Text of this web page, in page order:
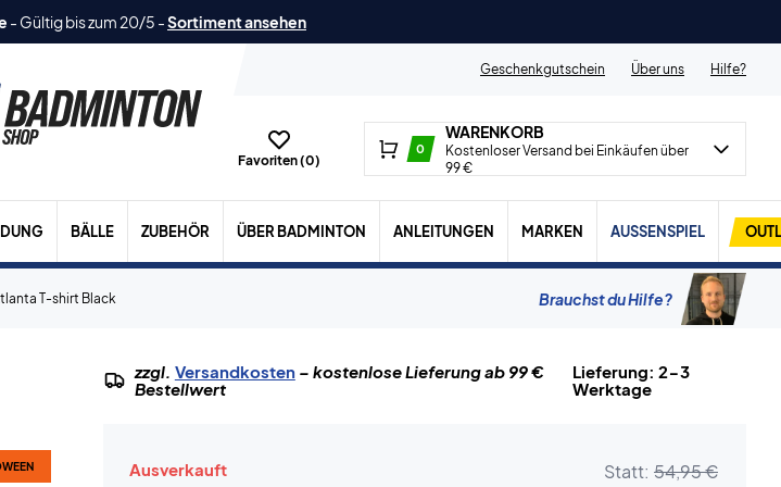
- Gültig bis zum 20/5 -Sortiment ansehen
Geschenkgutschein
Über uns Hilfe?
Favoriten (0)
0
WARENKORB
Kostenloser Versand bei Einkäufen über
99 €
BÄLLE ZUBEHÖR ÜBER BADMINTON ANLEITUNGEN MARKEN AUSSENSPIEL
T-shirt Black Brauchst du Hilfe?
zzgl. Versandkosten– kostenlose Lieferung ab 99 €
Bestellwert
Lieferung: 2-3
Werktage
Ausverkauft Statt: 54,95 €